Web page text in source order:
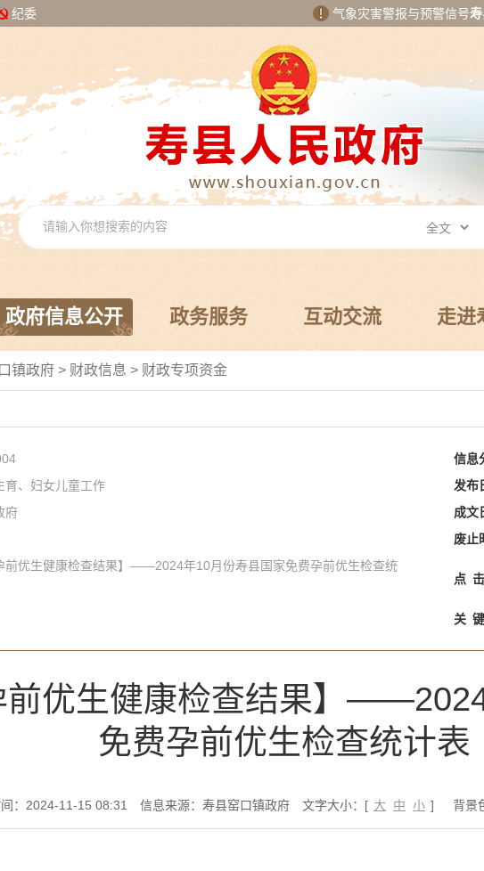
纪委 气象灾害警报与预警信号
政府信息公开 政务服务 互动交流 走进
镇政府 > 财政信息 > 财政专项资金
信息
育、妇女儿童工作
发布
府
成文
废止
前优生健康检查结果】——2024年10月份寿县国家免费孕前优生检查统
点 击
关 键
前优生健康检查结果】
免费孕前优生检查统计表
：2024-11-15 08:31 信息来源：寿县窑口镇政府 文字大小：[ 大 中 小 ] 背景